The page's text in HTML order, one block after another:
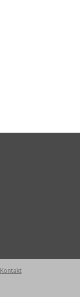
Kontakt